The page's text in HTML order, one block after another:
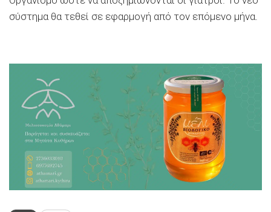
σύστημα θα τεθεί σε εφαρμογή από τον επόμενο μήνα.